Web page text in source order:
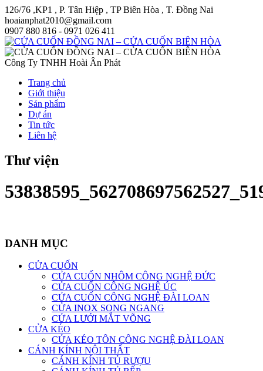
126/76 ,KP1 , P. Tân Hiệp , TP Biên Hòa , T. Đồng Nai
hoaianphat2010@gmail.com
0907 880 816 - 0971 026 411
Công Ty TNHH Hoài Ân Phát
Trang chủ
Giới thiệu
Sản phẩm
Dự án
Tin tức
Liên hệ
Thư viện
DANH MỤC
CỬA CUỐN
CỬA CUỐN NHÔM CÔNG NGHỆ ĐỨC
CỬA CUỐN CÔNG NGHỆ ÚC
CỬA CUỐN CÔNG NGHỆ ĐÀI LOAN
CỬA INOX SONG NGANG
CỬA LƯỚI MẮT VÕNG
CỬA KÉO
CỬA KÉO TÔN CÔNG NGHỆ ĐÀI LOAN
CÁNH KÍNH NỘI THẤT
CÁNH KÍNH TỦ RƯỢU